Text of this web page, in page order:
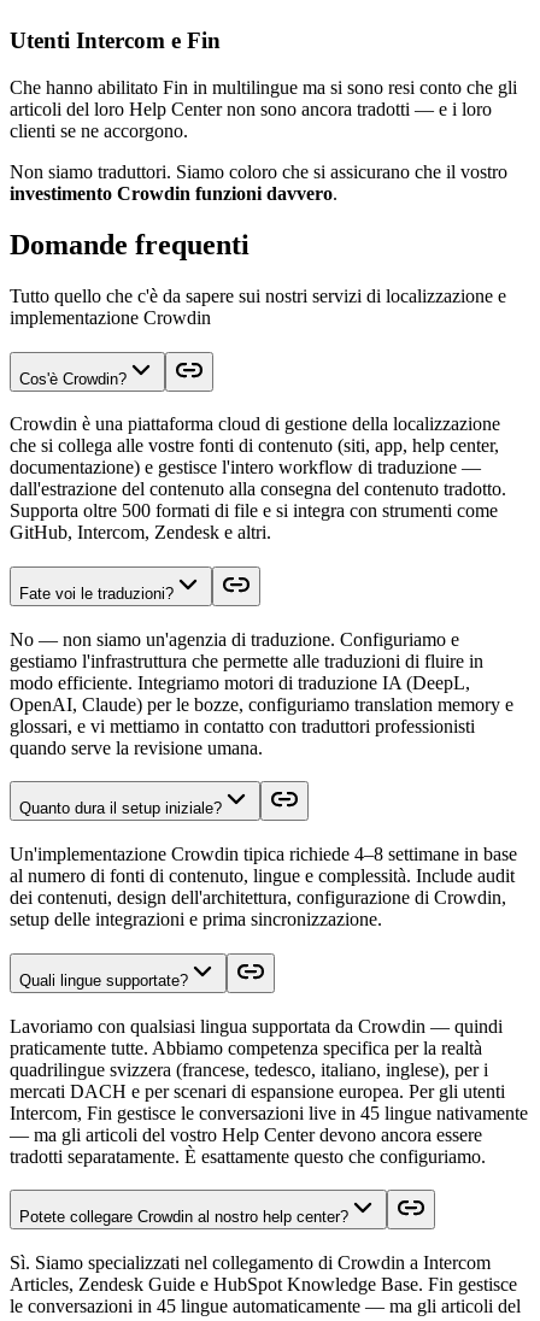
Utenti Intercom e Fin
Che hanno abilitato Fin in multilingue ma si sono resi conto che gli
articoli del loro Help Center non sono ancora tradotti — e i loro
clienti se ne accorgono.
Non siamo traduttori. Siamo coloro che si assicurano che il vostro
investimento Crowdin funzioni davvero.
Domande frequenti
Tutto quello che c'è da sapere sui nostri servizi di localizzazione e
implementazione Crowdin
Cos'è Crowdin?
Crowdin è una piattaforma cloud di gestione della localizzazione
che si collega alle vostre fonti di contenuto (siti, app, help center,
documentazione) e gestisce l'intero workflow di traduzione —
dall'estrazione del contenuto alla consegna del contenuto tradotto.
Supporta oltre 500 formati di file e si integra con strumenti come
GitHub, Intercom, Zendesk e altri.
Fate voi le traduzioni?
No — non siamo un'agenzia di traduzione. Configuriamo e
gestiamo l'infrastruttura che permette alle traduzioni di fluire in
modo efficiente. Integriamo motori di traduzione IA (DeepL,
OpenAI, Claude) per le bozze, configuriamo translation memory e
glossari, e vi mettiamo in contatto con traduttori professionisti
quando serve la revisione umana.
Quanto dura il setup iniziale?
Un'implementazione Crowdin tipica richiede 4–8 settimane in base
al numero di fonti di contenuto, lingue e complessità. Include audit
dei contenuti, design dell'architettura, configurazione di Crowdin,
setup delle integrazioni e prima sincronizzazione.
Quali lingue supportate?
Lavoriamo con qualsiasi lingua supportata da Crowdin — quindi
praticamente tutte. Abbiamo competenza specifica per la realtà
quadrilingue svizzera (francese, tedesco, italiano, inglese), per i
mercati DACH e per scenari di espansione europea. Per gli utenti
Intercom, Fin gestisce le conversazioni live in 45 lingue nativamente
— ma gli articoli del vostro Help Center devono ancora essere
tradotti separatamente. È esattamente questo che configuriamo.
Potete collegare Crowdin al nostro help center?
Sì. Siamo specializzati nel collegamento di Crowdin a Intercom
Articles, Zendesk Guide e HubSpot Knowledge Base. Fin gestisce
le conversazioni in 45 lingue automaticamente — ma gli articoli del